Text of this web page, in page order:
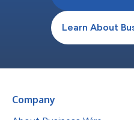
Learn About
Company